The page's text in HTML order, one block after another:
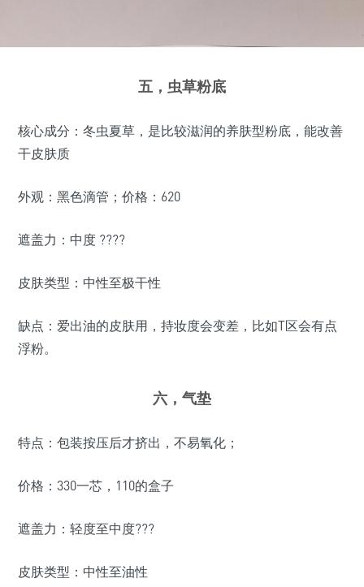
五，虫草粉底
核心成分：冬虫夏草，是比较滋润的养肤型粉底，能改善
干皮肤质
外观：黑色滴管；价格：620
遮盖力：中度 ????
皮肤类型：中性至极干性
缺点：爱出油的皮肤用，持妆度会变差，比如T区会有点
浮粉。
六，气垫
特点：包装按压后才挤出，不易氧化；
价格：330一芯，110的盒子
遮盖力：轻度至中度???
皮肤类型：中性至油性